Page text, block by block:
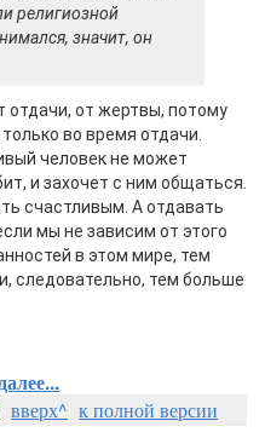
религиозной
значит, он
отдачи, от жертвы, потому
во время отдачи.
человек не может
и захочет с ним общаться.
счастливым. А отдавать
мы не зависим от этого
в этом мире, тем
следовательно, тем больше
вверх^ к полной версии